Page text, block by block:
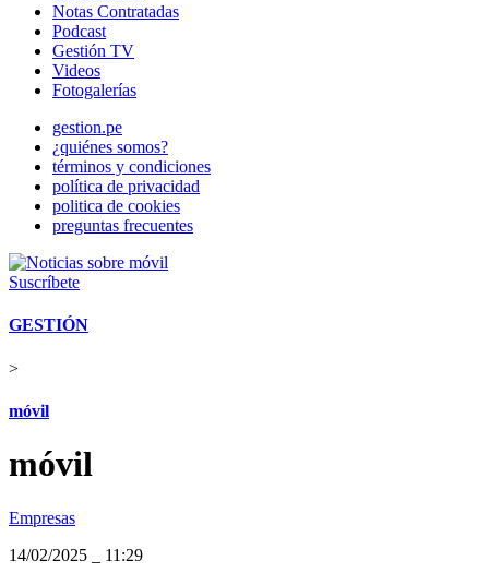
Notas Contratadas
Podcast
Gestión TV
Videos
Fotogalerías
gestion.pe
¿quiénes somos?
términos y condiciones
política de privacidad
politica de cookies
preguntas frecuentes
Suscríbete
GESTIÓN
>
móvil
móvil
Empresas
14/02/2025
11:29